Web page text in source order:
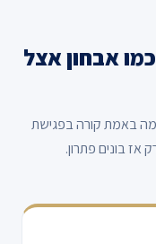
אבחון אצל
מה באמת קורה בפגישת
אז בונים פתרון.